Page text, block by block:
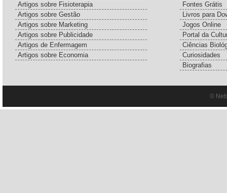
Artigos sobre Fisioterapia
Artigos sobre Gestão
Artigos sobre Marketing
Artigos sobre Publicidade
Artigos de Enfermagem
Artigos sobre Economia
Fontes Grátis
Livros para
Jogos Online
Portal da
Ciências
Curiosidades
Biografias
©